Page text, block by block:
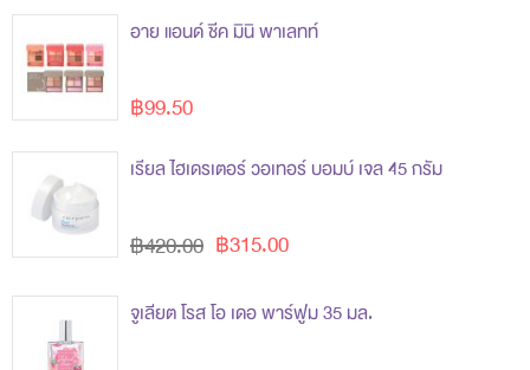
อาย แอนด์ ชีค มินิ พาเลทท์
฿99.50
เรียล ไฮเดรเตอร์ วอเทอร์ บอมบ์ เจล 45 กรัม
฿315.00
฿420.00
จูเลียต โรส โอ เดอ พาร์ฟูม 35 มล.